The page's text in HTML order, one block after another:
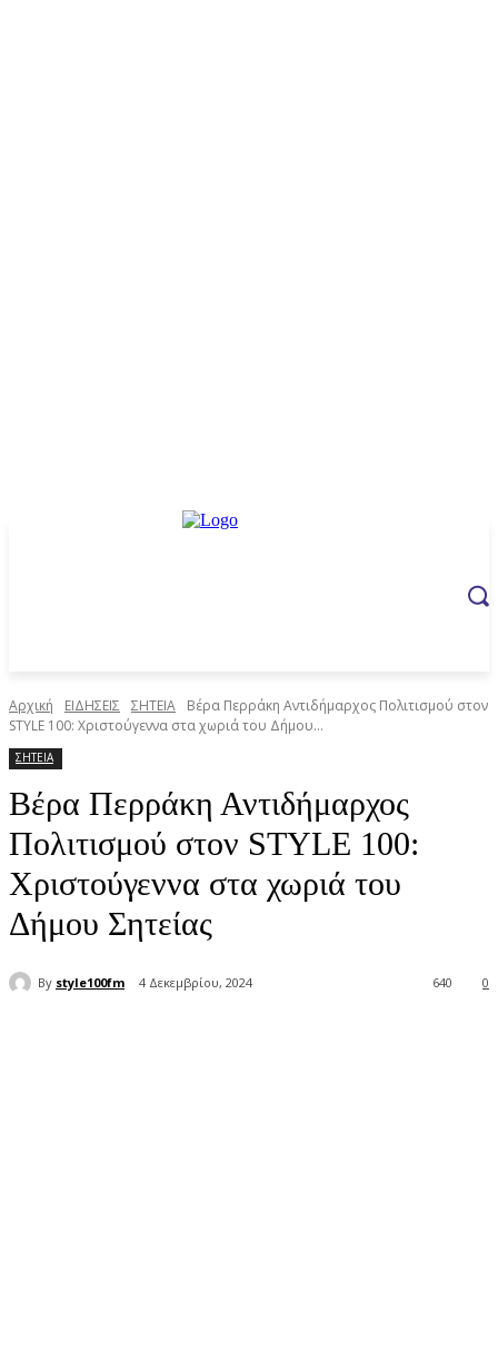
Αρχική ΕΙΔΗΣΕΙΣ ΣΗΤΕΙΑ
Βέρα Περράκη Αντιδήμαρχος Πολιτισμού στον
STYLE 100: Χριστούγεννα στα χωριά του Δήμου...
ΣΗΤΕΙΑ
Βέρα Περράκη Αντιδήμαρχος
Πολιτισμού στον STYLE 100:
Χριστούγεννα στα χωριά του
Δήμου Σητείας
By style100fm 4 Δεκεμβρίου, 2024 0
640